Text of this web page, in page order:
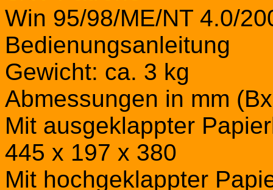
Win 95/98/ME/NT 4.0/
Bedienungsanleitung
Gewicht: ca. 3 kg
Abmessungen in mm
Mit ausgeklappter
445 x 197 x 380
Mit hochgeklappter